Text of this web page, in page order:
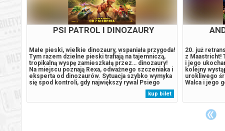
PSI PATROL I DINOZAURY
Małe pieski, wielkie dinozaury, wspaniała przygoda!
Tym razem dzielne pieski trafiają na tajemniczą,
tropikalną wyspę zamieszkałą przez… dinozaury!
Na miejscu poznają Rexa, odważnego szczeniaka i
eksperta od dinozaurów. Sytuacja szybko wymyka
się spod kontroli, gdy największy rywal Psiego
Patrolu, burmistrz Humdinger, również pojawia się
na wyspie. Jego nierozważne działania prowadzą
do przebudzenia...
kup bilet
20. już
z Maastricht!
i jego
kolejny
urokliwego
Walca i jego
Na szczęście